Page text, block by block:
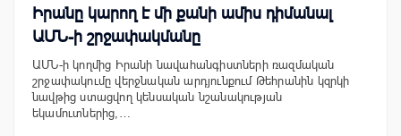
Իրանը կարող է մի քանի ամիս դիմանալ
ԱՄՆ-ի շրջափակմանը
ԱՄՆ-ի կողմից Իրանի նավահանգիստների ռազմական
շրջափակումը վերջնական արդյունքում Թեհրանին կզրկի
նավթից ստացվող կենսական նշանակության
եկամուտներից,…